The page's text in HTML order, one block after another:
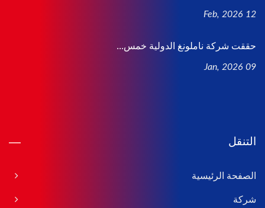
12 Feb, 2026
حققت شركة ناملونغ الدولية خمس...
09 Jan, 2026
التنقل
الصفحة الرئيسية
شركة